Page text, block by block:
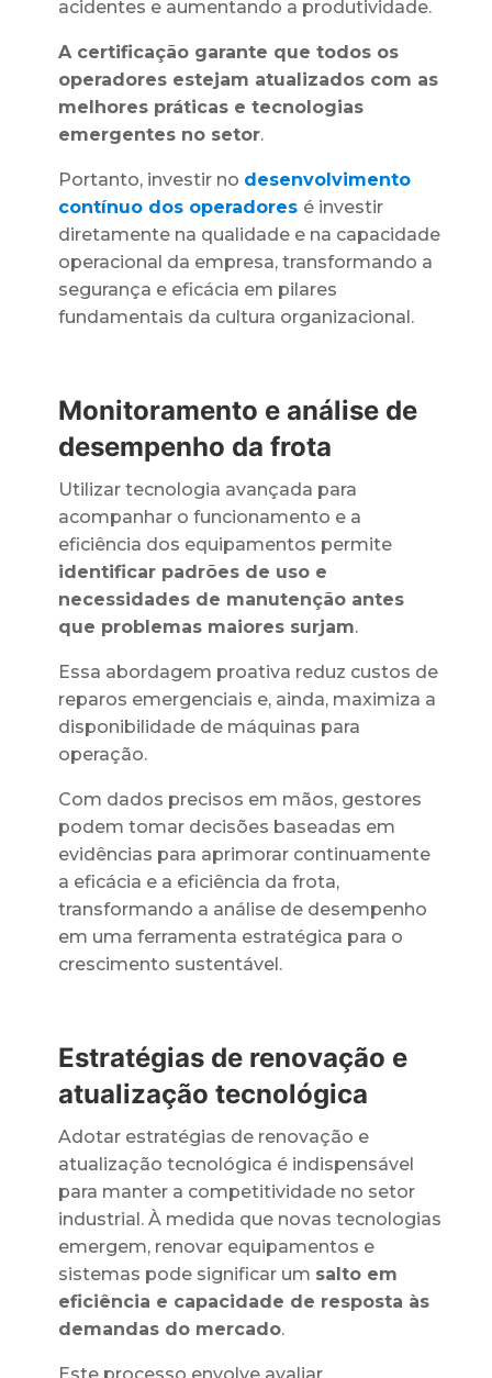
acidentes e aumentando a produtividade.
A certificação garante que todos os
operadores estejam atualizados com as
melhores práticas e tecnologias
emergentes no setor.
Portanto, investir no desenvolvimento
contínuo dos operadores é investir
diretamente na qualidade e na capacidade
operacional da empresa, transformando a
segurança e eficácia em pilares
fundamentais da cultura organizacional.
Monitoramento e análise de
desempenho da frota
Utilizar tecnologia avançada para
acompanhar o funcionamento e a
eficiência dos equipamentos permite
identificar padrões de uso e
necessidades de manutenção antes
que problemas maiores surjam.
Essa abordagem proativa reduz custos de
reparos emergenciais e, ainda, maximiza a
disponibilidade de máquinas para
operação.
Com dados precisos em mãos, gestores
podem tomar decisões baseadas em
evidências para aprimorar continuamente
a eficácia e a eficiência da frota,
transformando a análise de desempenho
em uma ferramenta estratégica para o
crescimento sustentável.
Estratégias de renovação e
atualização tecnológica
Adotar estratégias de renovação e
atualização tecnológica é indispensável
para manter a competitividade no setor
industrial. À medida que novas tecnologias
emergem, renovar equipamentos e
sistemas pode significar um salto em
eficiência e capacidade de resposta às
demandas do mercado.